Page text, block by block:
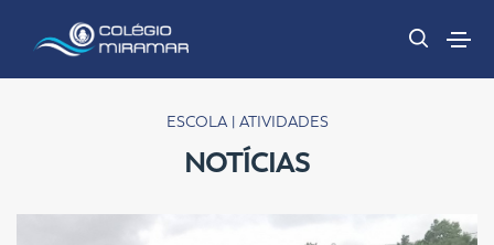
ESCOLA | ATIVIDADES
NOTÍCIAS